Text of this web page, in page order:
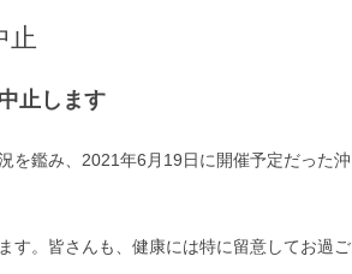
止
止します
を鑑み、2021年6月19日に開催予定だった沖
す。皆さんも、健康には特に留意してお過ご